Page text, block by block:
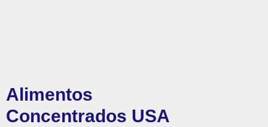
Alimentos
Concentrados USA